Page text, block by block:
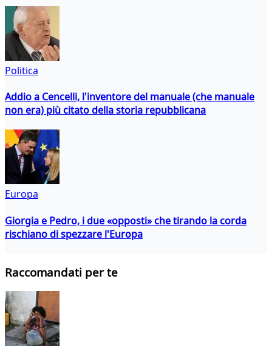
Politica
Addio a Cencelli, l'inventore del manuale (che manuale
non era) più citato della storia repubblicana
Europa
Giorgia e Pedro, i due «opposti» che tirando la corda
rischiano di spezzare l'Europa
Raccomandati per te